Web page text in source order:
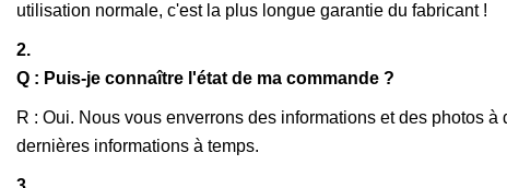
utilisation normale, c'est la plus longue garantie du fabricant !
2.
Q : Puis-je connaître l'état de ma commande ?
R : Oui. Nous vous enverrons des informations et des photos
dernières informations à temps.